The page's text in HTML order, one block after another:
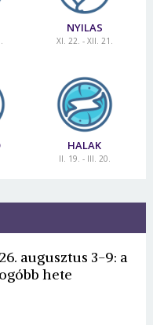
NYILAS
XI. 22. - XII. 21.
HALAK
II. 19. - III. 20.
augusztus 3-9: a
hete